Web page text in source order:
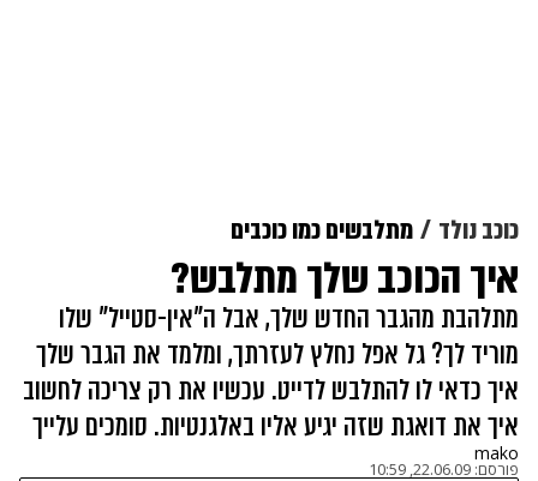
כוכב נולד מתלבשים כמו כוכבים
איך הכוכב שלך מתלבש?
מתלהבת מהגבר החדש שלך, אבל ה"אין-סטייל" שלו
מוריד לך? גל אפל נחלץ לעזרתך, ומלמד את הגבר שלך
איך כדאי לו להתלבש לדייט. עכשיו את רק צריכה לחשוב
איך את דואגת שזה יגיע אליו באלגנטיות. סומכים עלייך
mako
פורסם: 22.06.09, 10:59